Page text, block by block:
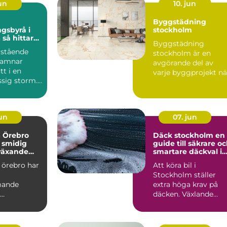
i
i en
storm.
10. jun
Byggstädning
stockholm
Byggstädning
stockholm är en
avgörande del av
varje byggprojekt
har
07. jun
Däck stockholm en
guide till säkrare
smartare däckval i
Att köra bil i
Stockholm ställer
extra höga krav på
däcken. Växlande
kökörning ...